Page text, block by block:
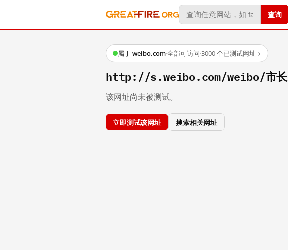
查询
属于 weibo.com·全部可访问·3000 个已测试网址→
http://s.weibo.com/weibo/市长
该网址尚未被测试。
立即测试该网址 搜索相关网址